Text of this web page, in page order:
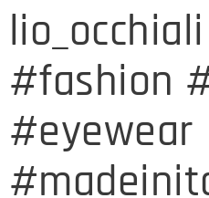
#fashion
#eyewear